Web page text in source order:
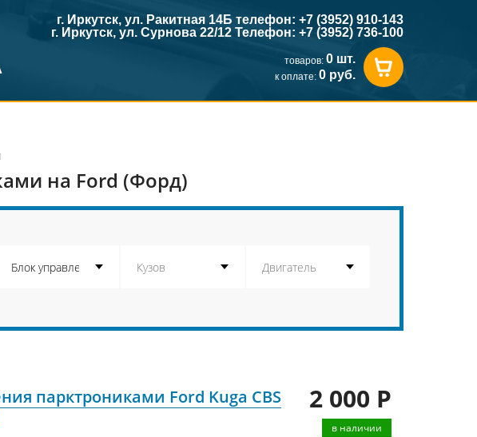
г. Иркутск, ул. Ракитная 14Б телефон: +7 (3952) 910-143
г. Иркутск, ул. Сурнова 22/12 Телефон: +7 (3952) 736-100
товаров: 0 шт.
к оплате: 0 руб.
на Ford (Форд)
парктрониками Ford Kuga CBS
2 000 Р
в наличии